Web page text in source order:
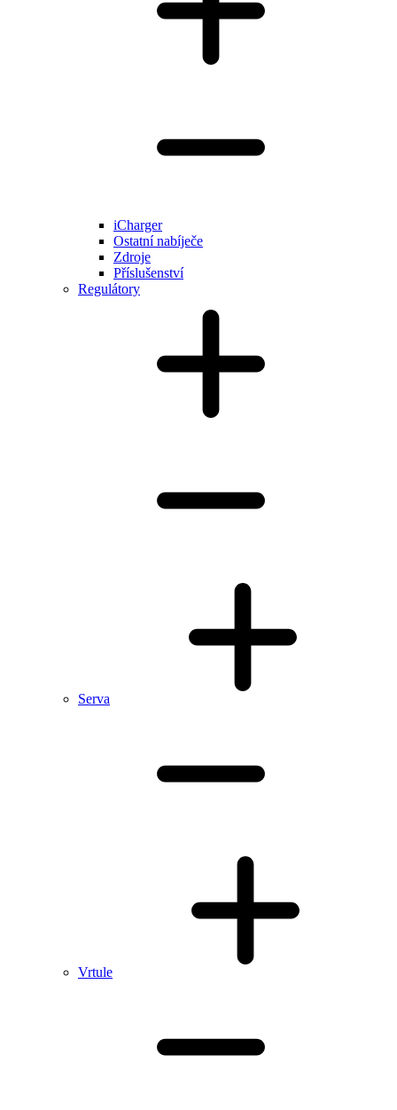
iCharger
Ostatní nabíječe
Zdroje
Příslušenství
Regulátory
Serva
Vrtule